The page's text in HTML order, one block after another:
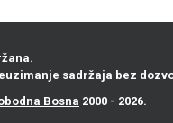
sadržaja bez
Bosna 2000 - 2026.